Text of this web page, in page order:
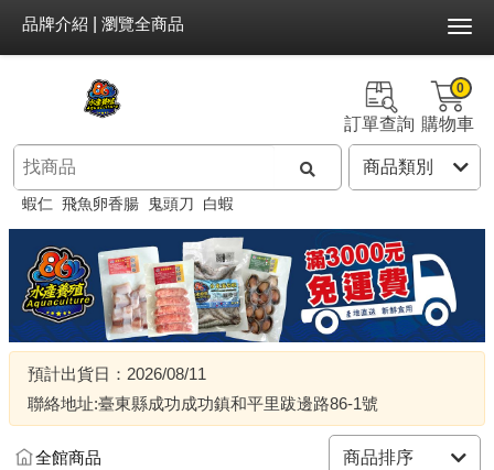
品牌介紹 瀏覽全商品
蝦仁 飛魚卵香腸 鬼頭刀 白蝦
訂單查詢
0
購物車
預計出貨日：2026/08/11
聯絡地址:臺東縣成功成功鎮和平里跋邊路86-1號
全館商品